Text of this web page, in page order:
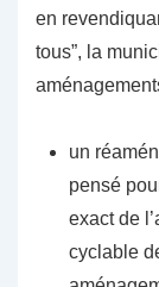
en
tous”, la
un
pensé
exact de
cyclable